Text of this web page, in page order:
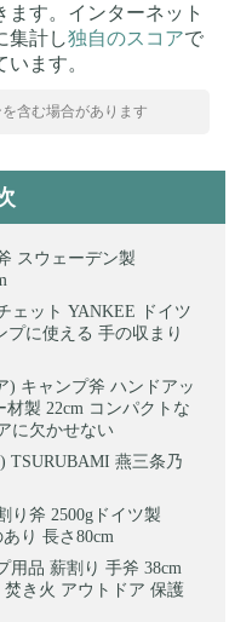
ます。インターネット
集計し独自のスコアで
ます。
含む場合があります
スウェーデン製
ェット YANKEE ドイツ
プに使える 手の収まり
) キャンプ斧 ハンドアッ
製 22cm コンパクトな
に欠かせない
TSURUBAMI 燕三条乃
り斧 2500gドイツ製
り 長さ80cm
用品 薪割り 手斧 38cm
き火 アウトドア 保護